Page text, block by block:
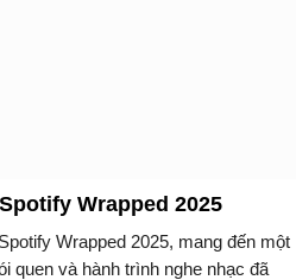
Wrapped 2025
Wrapped 2025, mang đến một
quen và hành trình nghe nhạc đã